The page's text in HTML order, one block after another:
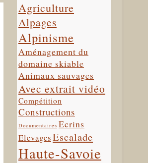
Agriculture
Alpages
Alpinisme
Aménagement du
domaine skiable
Animaux sauvages
Avec extrait vidéo
Compétition
Constructions
Documentaires Ecrins
ElevagesEscalade
Haute-Savoie